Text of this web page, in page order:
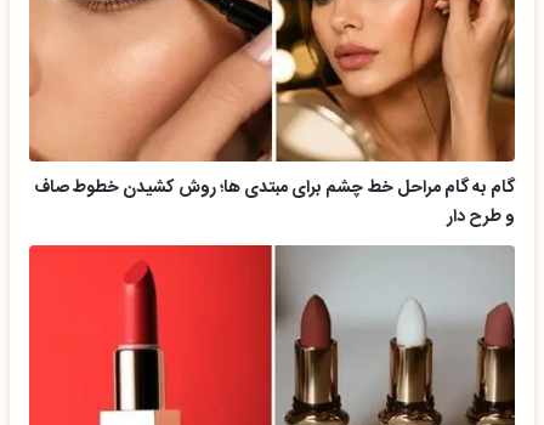
گام به گام مراحل خط چشم برای مبتدی ها؛ روش کشیدن خطوط صاف
و طرح دار